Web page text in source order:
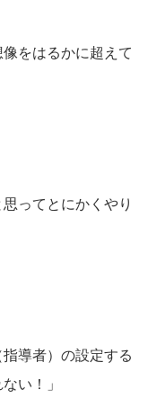
をはるかに超えて
ってとにかくやり
導者）の設定する
い！」